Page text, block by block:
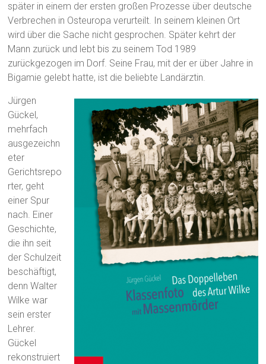
später in einem der ersten großen Prozesse über deutsche
Verbrechen in Osteuropa verurteilt. In seinem kleinen Ort
wird über die Sache nicht gesprochen. Später kehrt der
Mann zurück und lebt bis zu seinem Tod 1989
zurückgezogen im Dorf. Seine Frau, mit der er über Jahre in
Bigamie gelebt hatte, ist die beliebte Landärztin.
Jürgen
Gückel,
mehrfach
ausgezeichn
eter
Gerichtsrepo
rter, geht
einer Spur
nach. Einer
Geschichte,
die ihn seit
der Schulzeit
beschäftigt,
denn Walter
Wilke war
sein erster
Lehrer.
Gückel
rekonstruiert